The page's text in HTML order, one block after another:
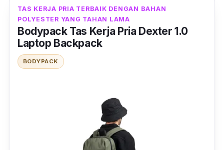
dan tali tas. Sehingga akan terasa nyaman
saat dipakai, dan bahu tidak merasa sakit
ketika kamu membawa tas ini. Kompartemen
yang tersedia pun juga banyak, sehingga
kamu bisa menyimpan laptop ukuran 14 inci
kunci pada bagian dalam tas, sehingga kamu
tak perlu khawatir jika kunci rumah atau kunci
kendaraan yang kamu bawa akan hilang.
TAS KERJA PRIA TERBAIK DENGAN BAHAN
POLYESTER YANG TAHAN LAMA
Bodypack Tas Kerja Pria Dexter 1.0
Laptop Backpack
BODYPACK